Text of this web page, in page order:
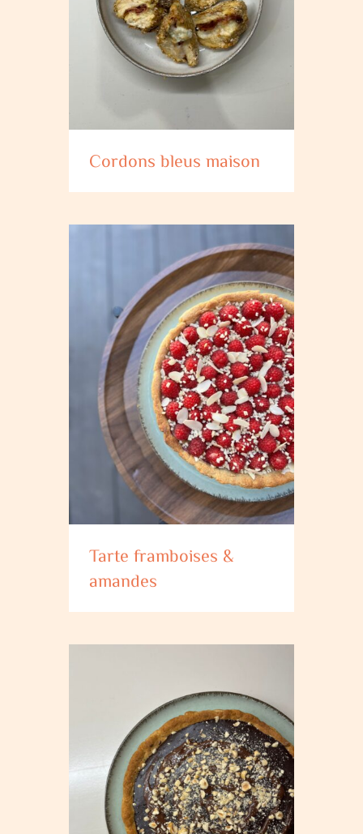
Cordons bleus maison
Tarte framboises &
amandes